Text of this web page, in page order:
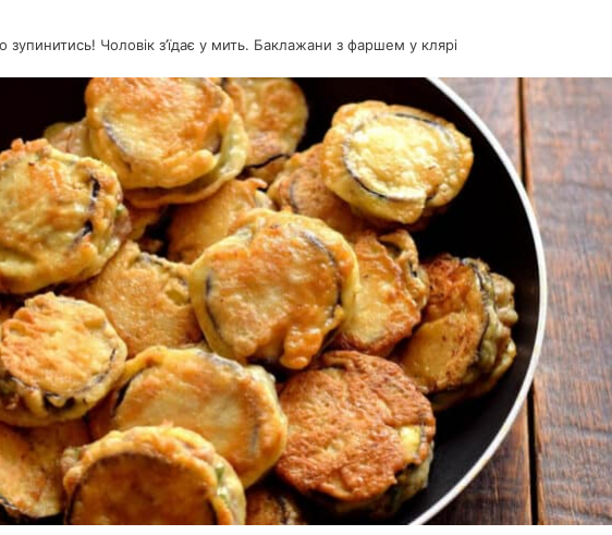
Чоловік з’їдає у мить. Баклажани з фаршем у клярі